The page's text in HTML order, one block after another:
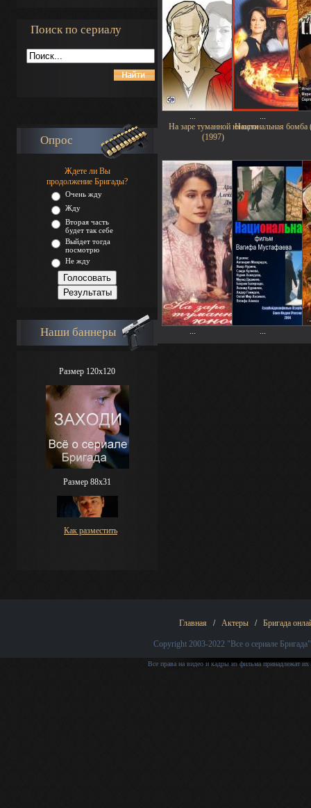
Поиск по сериалу
Опрос
Ждете ли Вы
продолжение Бригады?
Очень жду
Жду
Вторая часть
будет так себе
Выйдет тогда
посмотрю
Не жду
Наши баннеры
Размер 120x120
Размер 88х31
Как разместить
... ...
На заре туманной юности
(1997)
...
Национальная бомба
...
Главная / Актеры / Бригада
Copyright 2003-2022 "Все о сериале Бригада"
Все права на видео и кадры из фильма принадлежат